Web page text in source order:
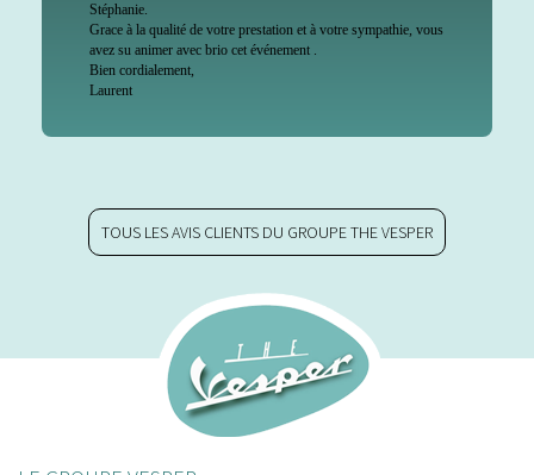
Stéphanie.
Grace à la qualité de votre prestation et à votre sympathie, vous
avez su animer avec brio cet événement .
Bien cordialement,
Laurent
TOUS LES AVIS CLIENTS DU GROUPE THE VESPER